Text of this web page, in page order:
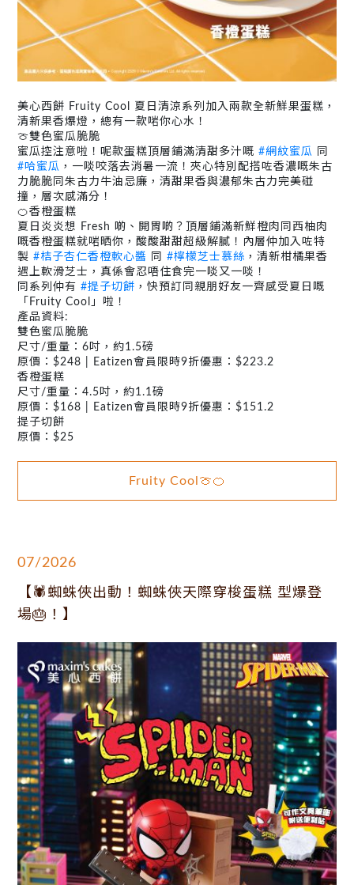
美心西餅 Fruity Cool 夏日清涼系列加入兩款全新鮮果蛋糕，
清新果香爆燈，總有一款啱你心水！
🍈雙色蜜瓜脆脆
蜜瓜控注意啦！呢款蛋糕頂層鋪滿清甜多汁嘅#網紋蜜瓜
同
#哈蜜瓜 ，一啖咬落去消暑一流！夾心特別配搭咗香濃嘅朱古
力脆脆同朱古力牛油忌廉，清甜果香與濃郁朱古力完美碰
撞，層次感滿分！
🍊香橙蛋糕
夏日炎炎想 Fresh 啲、開胃啲？頂層鋪滿新鮮橙肉同西柚肉
嘅香橙蛋糕就啱晒你，酸酸甜甜超級解膩！內層仲加入咗特
製#桔子杏仁香橙軟心醬 同#檸檬芝士慕絲 ，清新柑橘果香
遇上軟滑芝士，真係會忍唔住食完一啖又一啖！
同系列仲有#提子切餅 ，快預訂同親朋好友一齊感受夏日嘅
「Fruity Cool」啦！
產品資料:
雙色蜜瓜脆脆
尺寸/重量：6吋，約1.5磅
原價：$248 | Eatizen會員限時9折優惠：$223.2
香橙蛋糕
尺寸/重量：4.5吋，約1.1磅
原價：$168 | Eatizen會員限時9折優惠：$151.2
提子切餅
原價：$25
Fruity Cool🍈🍊
07/2026
【🕷️蜘蛛俠出動！蜘蛛俠天際穿梭蛋糕 型爆登
場🎂！】